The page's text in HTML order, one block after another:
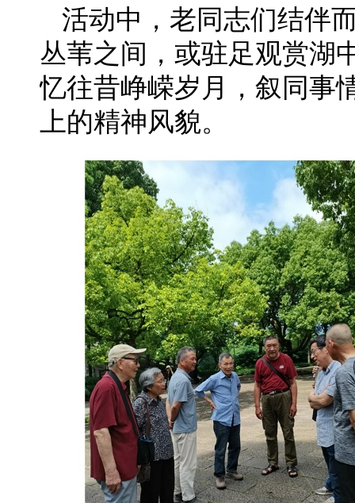
活动中，老同志们结伴
丛苇之间，或驻足观赏湖
忆往昔峥嵘岁月，叙同事
上的精神风貌。